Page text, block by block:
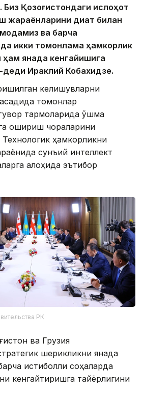
Биз Қозоғистондаги ислоҳот
жараёнларини диққат билан
ва барча
икки томонлама ҳамкорлик
ҳам янада кенгайишига
Ираклий Кобахидзе.
келишувларни
томонлар
тармоқларида қўшма
ошириш чораларини
ҳамкорликни
сунъий интеллект
алоҳида эътибор
РК
ва Грузия
шерикликни янада
истиқболли соҳаларда
кенгайтиришга тайёрлигини